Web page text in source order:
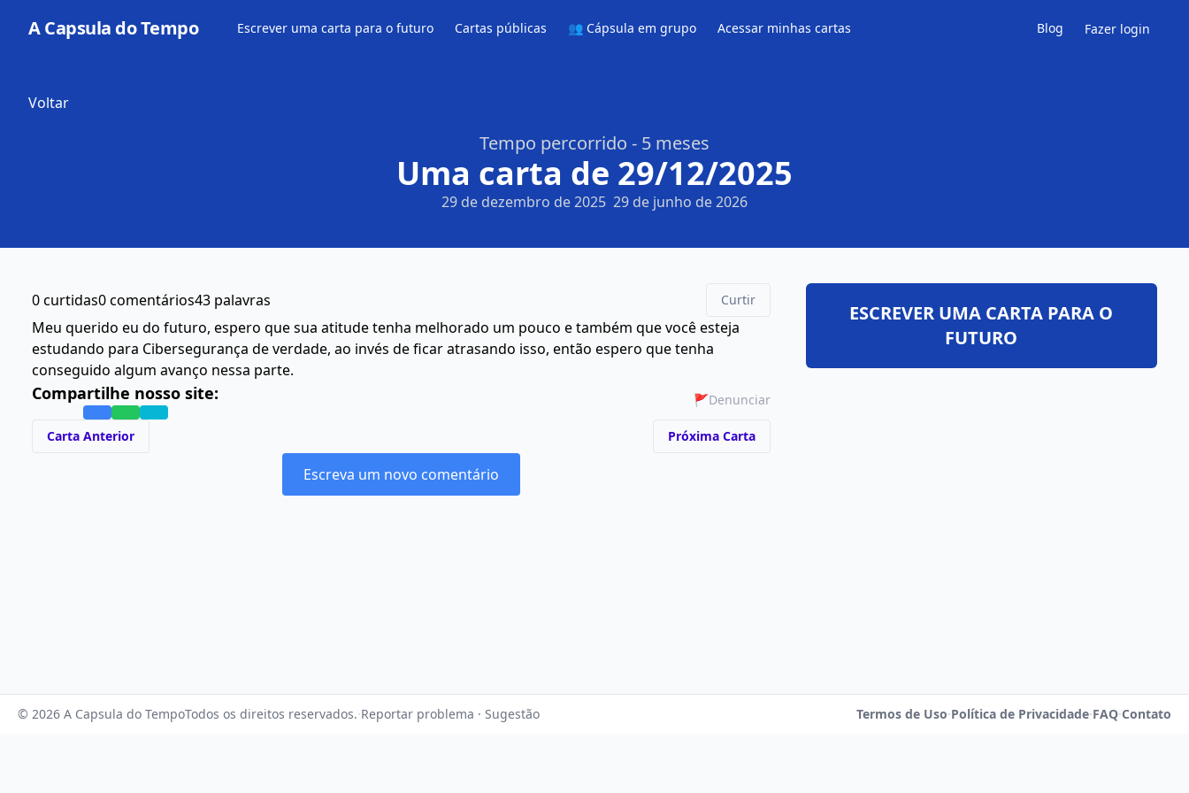
A Capsula do Tempo Escrever uma carta para o futuro Cartas públicas 👥 Cápsula em grupo Acessar minhas cartas Blog Fazer login
Voltar
Tempo percorrido - 5 meses
Uma carta de 29/12/2025
29 de dezembro de 2025 29 de junho de 2026
0 curtidas0 comentários43 palavras Curtir
Meu querido eu do futuro, espero que sua atitude tenha melhorado um pouco e também que você esteja
estudando para Cibersegurança de verdade, ao invés de ficar atrasando isso, então espero que tenha
conseguido algum avanço nessa parte.
Compartilhe nosso site: 🚩Denunciar
Carta Anterior Próxima Carta
Escreva um novo comentário
ESCREVER UMA CARTA PARA O
FUTURO
© 2026 A Capsula do TempoTodos os direitos reservados.·Reportar problema · Sugestão Termos de Uso·Política de Privacidade·FAQ·Contato